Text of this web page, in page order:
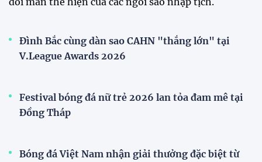
ĐKVĐ Cúp Quốc gia chiêu mộ sao trẻ của ĐT Việt
Nam
Đình Bắc cùng dàn sao CAHN "thắng lớn" tại
V.League Awards 2026
Đội tuyển Việt Nam